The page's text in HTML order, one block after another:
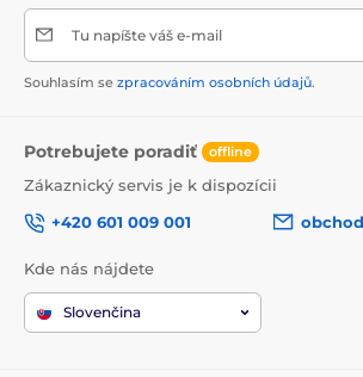
Tu napíšte váš e-mail
Souhlasím se zpracováním osobních údajů.
Potrebujete poradiť offline
Zákaznický servis je k dispozícii
+420 601 009 001
Kde nás nájdete
Slovenčina